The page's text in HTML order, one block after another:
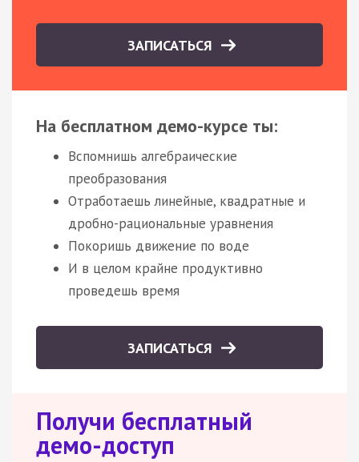
ЗАПИСАТЬСЯ
На бесплатном демо-курсе ты:
Вспомнишь алгебраические
преобразования
Отработаешь линейные, квадратные и
дробно-рациональные уравнения
Покоришь движение по воде
И в целом крайне продуктивно
проведешь время
ЗАПИСАТЬСЯ
Получи бесплатный
демо-доступ